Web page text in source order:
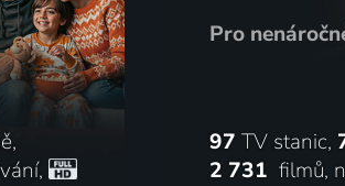
,
Pro
97 TV stanic,
2 731 filmů,